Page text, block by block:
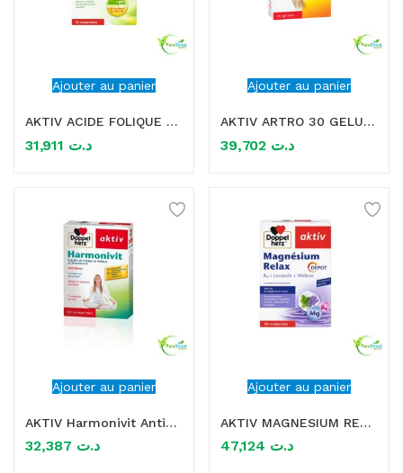
Ajouter au panier
AKTIV ACIDE FOLIQUE VITAMINES B+C+E 30 COMPRIMES
د.ت
Ajouter au panier
AKTIV ARTRO 30 GELULES
د.ت
Ajouter au panier
AKTIV Harmonivit Anti-Stress 30 Comprimés
د.ت
Ajouter au panier
AKTIV MAGNESIUM RELAX 30 COMPRIMES
د.ت